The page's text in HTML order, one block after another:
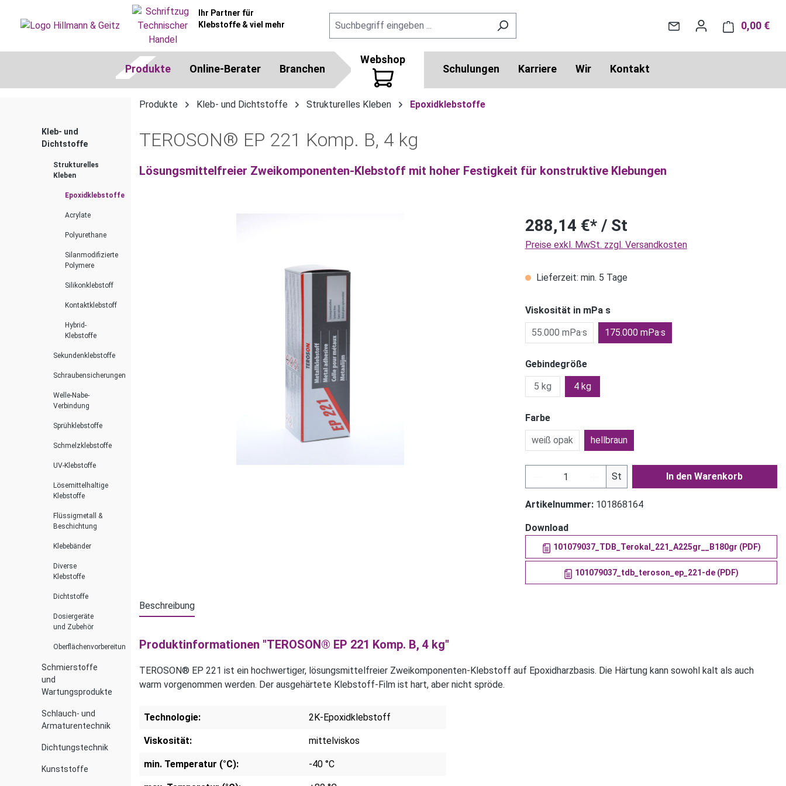
Zur Hauptnavigation springen
Ihr Partner für
Klebstoffe & viel mehr
0,00 €
Produkte Online-Berater Branchen
Webshop
Schulungen Karriere Wir Kontakt
Kleb- und
Dichtstoffe
Strukturelles
Kleben
Epoxidklebstoffe
Acrylate
Polyurethane
Silanmodifizierte
Polymere
Silikonklebstoff
Kontaktklebstoff
Hybrid-
Klebstoffe
Sekundenklebstoffe
Schraubensicherungen
Welle-Nabe-
Verbindung
Sprühklebstoffe
Schmelzklebstoffe
UV-Klebstoffe
Lösemittelhaltige
Klebstoffe
Flüssigmetall &
Beschichtung
Klebebänder
Diverse
Klebstoffe
Dichtstoffe
Dosiergeräte
und Zubehör
Oberflächenvorbereitung
Schmierstoffe
und
Wartungsprodukte
Schlauch- und
Armaturentechnik
Dichtungstechnik
Kunststoffe
Produkte Kleb- und Dichtstoffe Strukturelles Kleben Epoxidklebstoffe
TEROSON® EP 221 Komp. B, 4 kg
Lösungsmittelfreier Zweikomponenten-Klebstoff mit hoher Festigkeit für konstruktive Klebungen
288,14 €* / St
Preise exkl. MwSt. zzgl. Versandkosten
Lieferzeit: min. 5 Tage
Viskosität in mPa s
55.000 mPa·s
175.000 mPa·s
Gebindegröße
5 kg
4 kg
Farbe
weiß opak
hellbraun
Produkt Anzahl: Gib den gewünschten
St In den Warenkorb
Artikelnummer: 101868164
Download
101079037_TDB_Terokal_221_A225gr__B180gr (PDF)
101079037_tdb_teroson_ep_221-de (PDF)
Beschreibung
Produktinformationen "TEROSON® EP 221 Komp. B, 4 kg"
TEROSON® EP 221 ist ein hochwertiger, lösungsmittelfreier Zweikomponenten-Klebstoff auf Epoxidharzbasis. Die Härtung kann sowohl kalt als auch
warm vorgenommen werden. Der ausgehärtete Klebstoff-Film ist hart, aber nicht spröde.
Technologie: 2K-Epoxidklebstoff
Viskosität: mittelviskos
min. Temperatur (°C): -40 °C